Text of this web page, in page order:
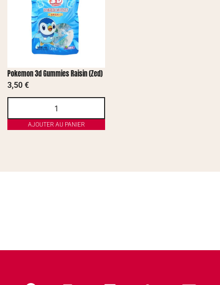
Pokemon 3d Gummies Raisin (Zed)
3,50 €
AJOUTER AU PANIER